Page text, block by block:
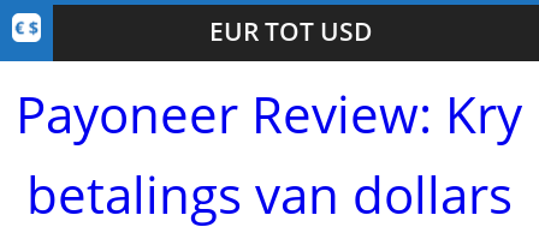
EUR TOT USD
Payoneer Review: Kry
betalings van dollars